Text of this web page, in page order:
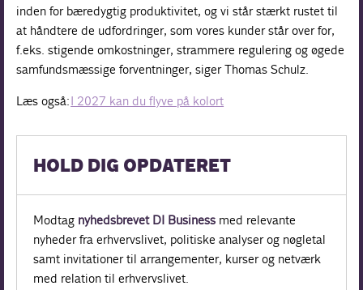
inden for bæredygtig produktivitet, og vi står stærkt rustet til
at håndtere de udfordringer, som vores kunder står over for,
f.eks. stigende omkostninger, strammere regulering og øgede
samfundsmæssige forventninger, siger Thomas Schulz.
Læs også:I 2027 kan du flyve på kolort
HOLD DIG OPDATERET
Modtag nyhedsbrevet DI Business med relevante
nyheder fra erhvervslivet, politiske analyser og nøgletal
samt invitationer til arrangementer, kurser og netværk
med relation til erhvervslivet.